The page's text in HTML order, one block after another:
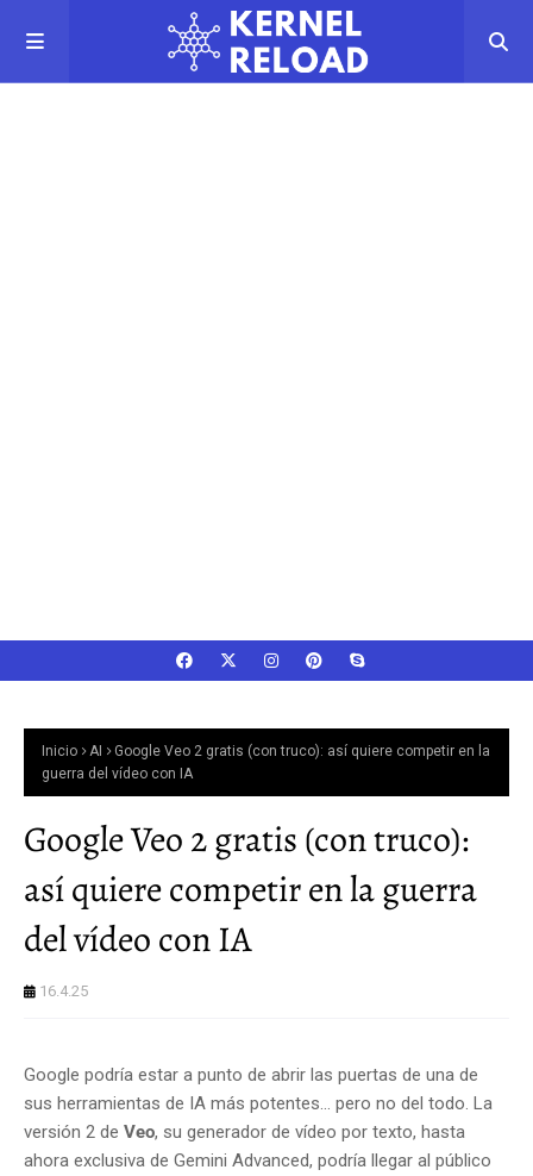
Inicio AI
Google Veo 2 gratis (con truco): así quiere competir en la
guerra del vídeo con IA
Google Veo 2 gratis (con truco):
así quiere competir en la guerra
del vídeo con IA
16.4.25
Google podría estar a punto de abrir las puertas de una de
sus herramientas de IA más potentes… pero no del todo. La
versión 2 de Veo, su generador de vídeo por texto, hasta
ahora exclusiva de Gemini Advanced, podría llegar al público